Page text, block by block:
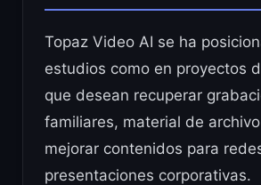
Topaz Video AI se ha
estudios como en proyectos
que desean recuperar
familiares, material de
mejorar contenidos para
presentaciones corporativas.